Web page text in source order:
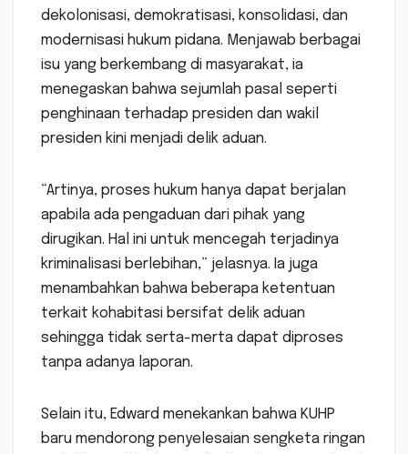
dekolonisasi, demokratisasi, konsolidasi, dan
modernisasi hukum pidana. Menjawab berbagai
isu yang berkembang di masyarakat, ia
menegaskan bahwa sejumlah pasal seperti
penghinaan terhadap presiden dan wakil
presiden kini menjadi delik aduan.
“Artinya, proses hukum hanya dapat berjalan
apabila ada pengaduan dari pihak yang
dirugikan. Hal ini untuk mencegah terjadinya
kriminalisasi berlebihan,” jelasnya. Ia juga
menambahkan bahwa beberapa ketentuan
terkait kohabitasi bersifat delik aduan
sehingga tidak serta-merta dapat diproses
tanpa adanya laporan.
Selain itu, Edward menekankan bahwa KUHP
baru mendorong penyelesaian sengketa ringan